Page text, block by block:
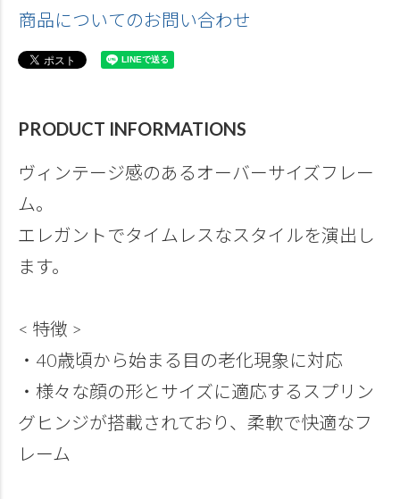
商品についてのお問い合わせ
PRODUCT INFORMATIONS
ヴィンテージ感のあるオーバーサイズフレー
ム。
エレガントでタイムレスなスタイルを演出し
ます。
< 特徴 >
・40歳頃から始まる目の老化現象に対応
・様々な顔の形とサイズに適応するスプリン
グヒンジが搭載されており、柔軟で快適なフ
レーム